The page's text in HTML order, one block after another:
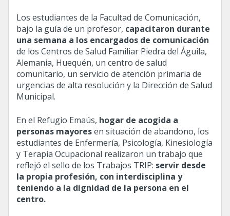
Los estudiantes de la Facultad de Comunicación,
bajo la guía de un profesor, capacitaron durante
una semana a los encargados de comunicación
de los Centros de Salud Familiar Piedra del Águila,
Alemania, Huequén, un centro de salud
comunitario, un servicio de atención primaria de
urgencias de alta resolución y la Dirección de Salud
Municipal.
En el Refugio Emaús, hogar de acogida a
personas mayoresen situación de abandono, los
estudiantes de Enfermería, Psicología, Kinesiología
y Terapia Ocupacional realizaron un trabajo que
reflejó el sello de los Trabajos TRIP: servir desde
la propia profesión, con interdisciplina y
teniendo a la dignidad de la persona en el
centro.